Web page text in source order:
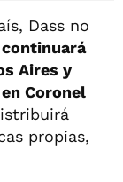
Dass no
Aires y
Coronel
propias,